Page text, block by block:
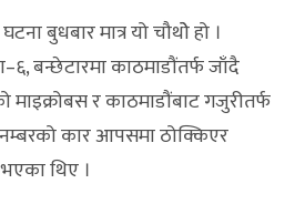
बुधबार मात्र यो चौथोे हो ।
बन्छेटारमा काठमाडौंतर्फ जाँदै
र काठमाडौंबाट गजुरीतर्फ
कार आपसमा ठोक्किएर
थिए ।